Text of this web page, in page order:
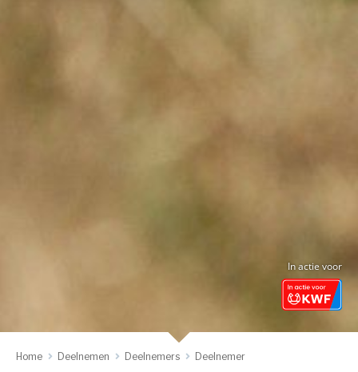
In actie voor
Home Deelnemen Deelnemers Deelnemer